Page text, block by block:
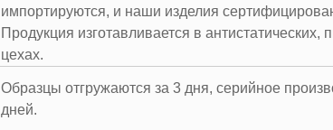
импортируются, и наши изделия
Продукция изготавливается в
цехах.
Образцы отгружаются за 3 дня, серийное
дней.